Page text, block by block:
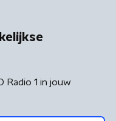
Radio 1 in jouw